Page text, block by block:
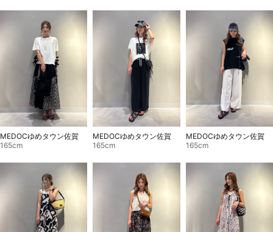
MEDOCゆめタウン佐賀
165cm
MEDOCゆめタウン佐賀
165cm
MEDOCゆめタウン佐賀
165cm